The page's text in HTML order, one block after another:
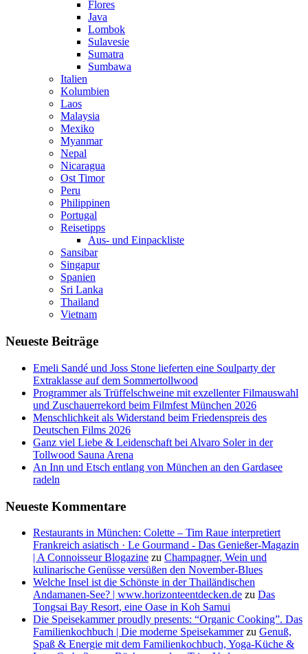
Flores
Java
Lombok
Sulavesie
Sumatra
Sumbawa
Italien
Kolumbien
Laos
Malaysia
Mexiko
Myanmar
Nepal
Nicaragua
Ost Timor
Peru
Philippinen
Portugal
Reisetipps
Aus- und Einpackliste
Sansibar
Singapur
Spanien
Sri Lanka
Thailand
Vietnam
Neueste Beiträge
Emeli Sandé und Joss Stone lieferten eine Soulparty der
Extraklasse auf dem Sommertollwood
Programmer als Trüffelschweine mit exzellenter Filmauswahl
und Zuschauerrekord beim Filmfest München 2026
Menschlichkeit als Widerstand beim Friedenspreis des
Deutschen Films 2026
Ganz viel Liebe & Leidenschaft bei Alvaro Soler in der
Tollwood Sauna Arena
An Inn und Etsch entlang von München an den Gardasee
radeln
Neueste Kommentare
Restaurants in München: Colette – Tim Raue interpretiert
Frankreich asiatisch · Le Gourmand - Das Genießer-Magazin
| A Connoisseur Blogazine zu Champagner, Wein und
kulinarische Genüsse versüßen den November-Blues
Welche Insel ist die Schönste in der Thailändischen
Andamanen-See? | www.horizonteentdecken.de zu Das
Tongsai Bay Resort, eine Oase in Koh Samui
Die Speisekammer proudly presents: “Organic Cooking”. Das
Familienkochbuch | Die moderne Speisekammerzu Genuß,
Spaß & Energie mit dem Familienkochbuch, Yoga-Küche &